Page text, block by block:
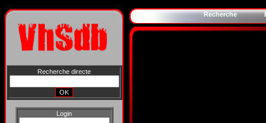
Recherche directe
Login
Recherche